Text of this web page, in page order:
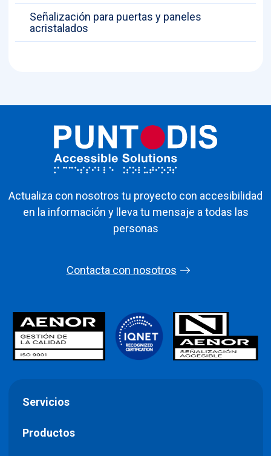
Señalización para puertas y paneles
acristalados
Actualiza con nosotros tu proyecto con accesibilidad
en la información y lleva tu mensaje a todas las
personas
Contacta con nosotros
Servicios
Productos